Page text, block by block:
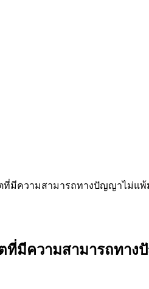
ตที่มีความสามารถทางปัญญาไม่แ
ที่มีความสามารถทา